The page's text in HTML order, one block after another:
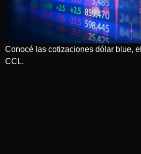
Conocé las cotizaciones dólar blue,
CCL.